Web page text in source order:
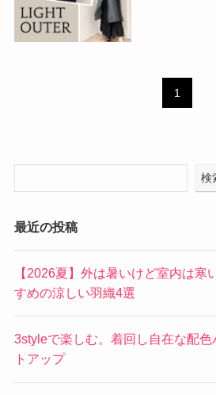
1
検
最近の投稿
【2026夏】外は暑いけど室内は寒
すめの涼しい羽織4選
3styleで楽しむ。着回し自在な配
トアップ